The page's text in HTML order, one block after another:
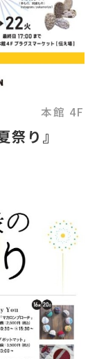
本館 4F
祭り』